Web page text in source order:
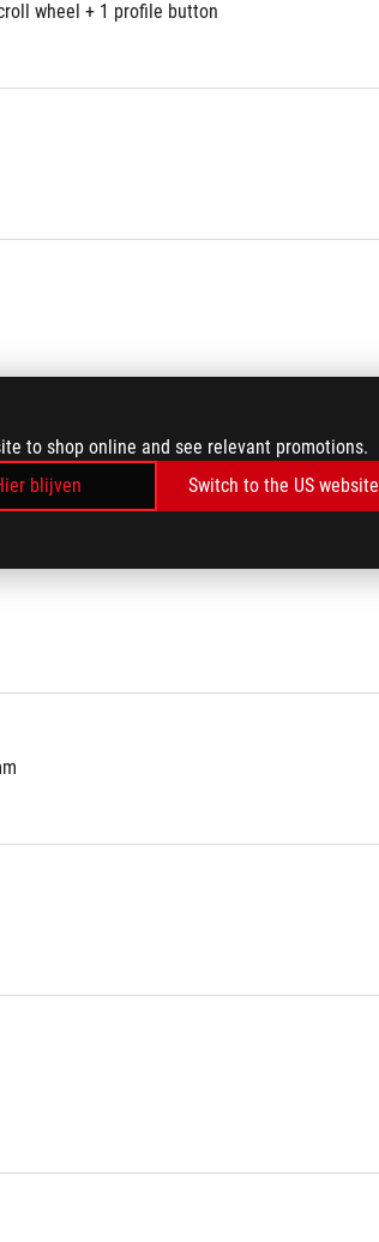
to shop online and see relevant promotions.
blijven
Switch to the US website
wheel + 1 profile button